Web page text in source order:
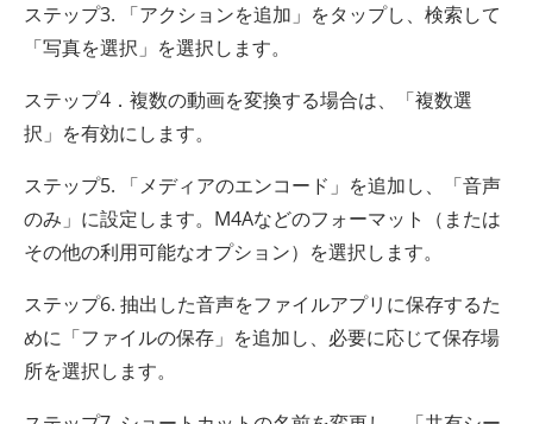
ステップ3. 「アクションを追加」をタップし、検索して
「写真を選択」を選択します。
ステップ4．複数の動画を変換する場合は、「複数選
択」を有効にします。
ステップ5. 「メディアのエンコード」を追加し、「音声
のみ」に設定します。M4Aなどのフォーマット（または
その他の利用可能なオプション）を選択します。
ステップ6. 抽出した音声をファイルアプリに保存するた
めに「ファイルの保存」を追加し、必要に応じて保存場
所を選択します。